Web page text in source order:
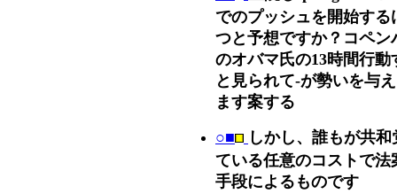
でのプッシュを開始す
つと予想ですか？コペ
のオバマ氏の13時間行
と見られて-が勢いを与
ます案する
○■ しかし、誰もが共
ている任意のコストで
手段によるものです